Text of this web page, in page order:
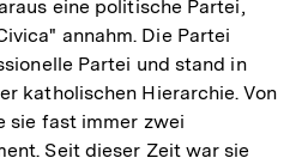
eine politische Partei,
annahm. Die Partei
Partei und stand in
katholischen Hierarchie. Von
sie fast immer zwei
Seit dieser Zeit war sie